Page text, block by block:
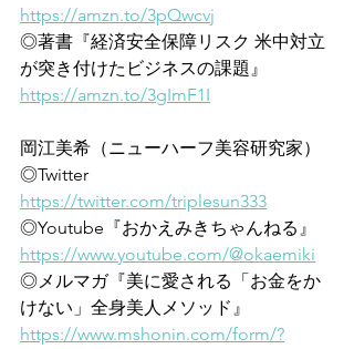
https://amzn.to/3pQwcvj
◎著書『経済安全保障リスク 米中対立
が突き付けたビジネスの課題』
https://amzn.to/3gImF1I
岡江美希（ニューハーフ美容研究家）
◎Twitter
https://twitter.com/triplesun333
◎Youtube『おかえみきちゃんねる』
https://www.youtube.com/@okaemiki
◎メルマガ『美に愛される「お金をか
けない」全身美人メソッド』
https://www.mshonin.com/form/?